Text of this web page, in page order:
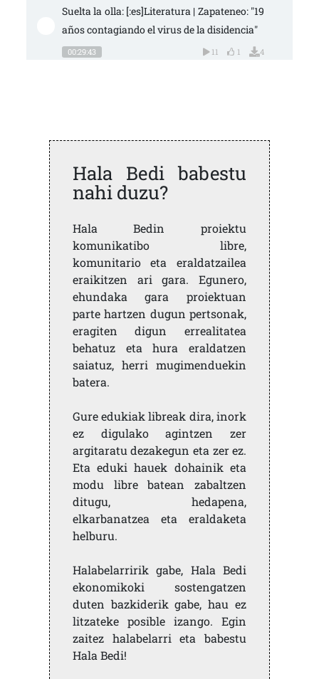
Suelta la olla: [:es]Literatura | Zapateneo: "19
años contagiando el virus de la disidencia"
00:29:43 11 1 4
Hala Bedi babestu
nahi duzu?
Hala Bedin proiektu
komunikatibo libre,
komunitario eta eraldatzailea
eraikitzen ari gara. Egunero,
ehundaka gara proiektuan
parte hartzen dugun pertsonak,
eragiten digun errealitatea
behatuz eta hura eraldatzen
saiatuz, herri mugimenduekin
batera.
Gure edukiak libreak dira, inork
ez digulako agintzen zer
argitaratu dezakegun eta zer ez.
Eta eduki hauek dohainik eta
modu libre batean zabaltzen
ditugu, hedapena,
elkarbanatzea eta eraldaketa
helburu.
Halabelarririk gabe, Hala Bedi
ekonomikoki sostengatzen
duten bazkiderik gabe, hau ez
litzateke posible izango. Egin
zaitez halabelarri eta babestu
Hala Bedi!